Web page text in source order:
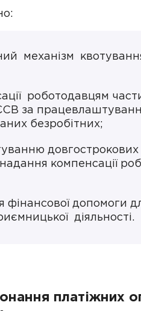
механізм
роботодавцям
за
безробітних;
довгострокових
компенсації
фінансової допомоги
діяльності.
платіжних